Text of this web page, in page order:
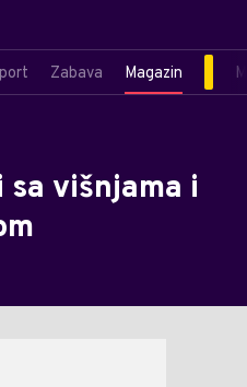
Zabava Magazin
višnjama i